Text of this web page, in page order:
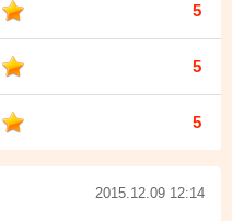
5
5
5
2015.12.09 12:14